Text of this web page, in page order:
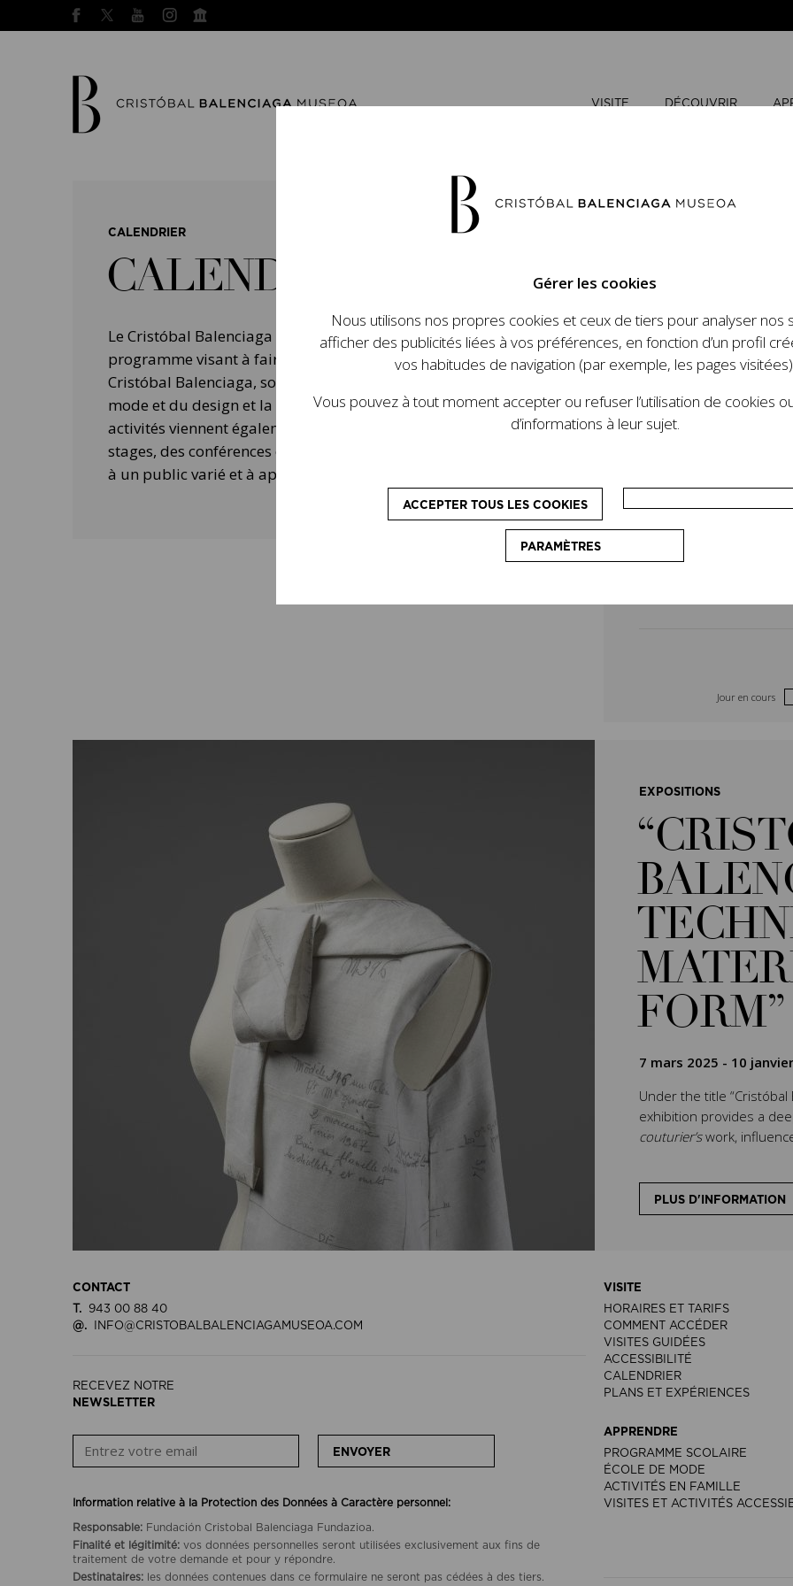
VISITE DÉCOUVRIR
CALENDRIER
CALENDRIER
Le Cristóbal Balenciaga Museoa a mis en place un ambitieux
programme visant à faire connaître la vie et le travail de
Cristóbal Balenciaga, son importance dans l'histoire de la
mode et du design et la contemporanéité de son legs. D’autres
activités viennent également compléter le programme : des
stages, des conférences ou des ateliers pédagogiques, destinés
à un public varié et à approfondir la vision du couturier.
4 5
18
Jour en cours
EXPOSITIONS
FORM”
7 mars 2025 - 10
Under the title “Cristóbal
exhibition provides a
couturier’swork,
PLUS D'INFORMATION
CONTACT
T.
943 00 88 40
@.
INFO@CRISTOBALBALENCIAGAMUSEOA.COM
RECEVEZ NOTRE
NEWSLETTER
ENVOYER
Information relative à la Protection des Données à Caractère personnel:
Responsable: Fundación Cristobal Balenciaga Fundazioa.
Finalité et légitimité: vos données personnelles seront utilisées exclusivement aux fins de
traitement de votre demande et pour y répondre.
Destinataires: les données contenues dans ce formulaire ne seront pas cédées à des tiers.
VISITE
HORAIRES ET TARIFS
COMMENT ACCÉDER
VISITES GUIDÉES
ACCESSIBILITÉ
CALENDRIER
PLANS ET EXPÉRIENCES
APPRENDRE
PROGRAMME SCOLAIRE
ÉCOLE DE MODE
ACTIVITÉS EN FAMILLE
VISITES ET ACTIVITÉS
Gérer les cookies
Nous utilisons nos propres cookies et ceux de tiers pour analyser nos
afficher des publicités liées à vos préférences, en fonction d’un profil
vos habitudes de navigation (par exemple, les pages
Vous pouvez à tout moment accepter ou refuser l’utilisation de cookies
d’informations à leur sujet.
ACCEPTER TOUS LES COOKIES
PARAMÈTRES